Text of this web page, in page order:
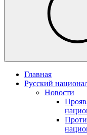
Главная
Русский
Новости